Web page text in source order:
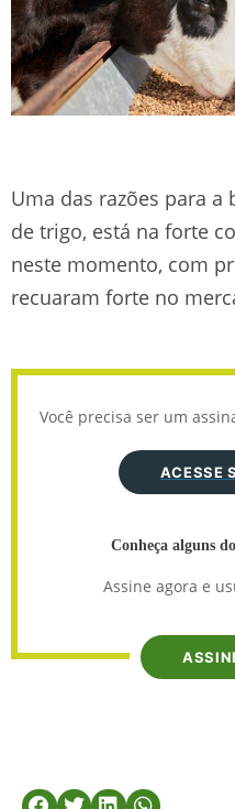
Uma das razões para
de trigo, está na forte
neste momento, com
recuaram forte no
Você precisa ser um
ACESSE
Conheça alguns
Assine agora e